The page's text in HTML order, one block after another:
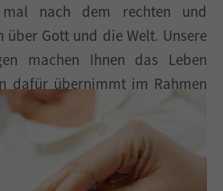
mal nach dem rechten und
Gott und die Welt. Unsere
machen Ihnen das Leben
dafür übernimmt im Rahmen
oder als zusätzliche
Entlastungsleistungen Ihre
Sie uns gerne an. Wir helfen
zu